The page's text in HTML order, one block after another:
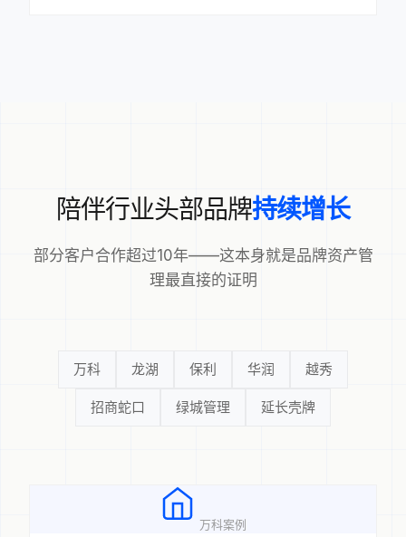
陪伴行业头部品牌持续增长
部分客户合作超过10年——这本身就是品牌资产管
理最直接的证明
万科 龙湖 保利 华润 越秀
招商蛇口 绿城管理 延长壳牌
万科案例